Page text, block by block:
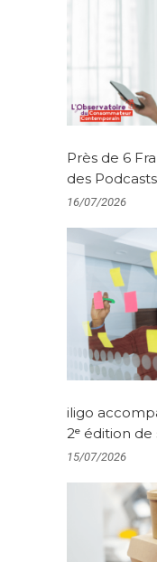
Près de 6
des
16/07/2026
iligo
2ᵉ édition
15/07/2026